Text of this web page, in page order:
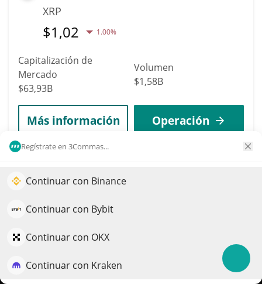
Regístrate en 3Commas...
Continuar con Binance
Continuar con Bybit
Continuar con OKX
Continuar con Kraken
XRP
$1,02 1.00%
Capitalización de
Mercado
$63,93B
Volumen
$1,58B
Más información Operación
Solana
$73,6 1.10%
Capitalización de
$42,84B
Impulse el crecimiento de su portafolio con IA
QuantPilot es una plataforma integral de estrategias donde
sus estrategias y realizan investigación de mercado
Pruébelo gratis